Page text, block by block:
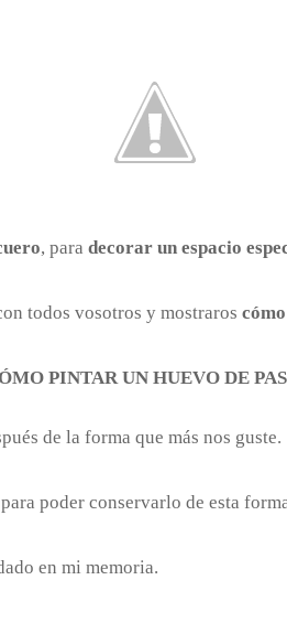
, para decorar un espacio
todos vosotros y mostraros
PINTAR UN HUEVO DE
de la forma que más nos guste.
poder conservarlo de esta
en mi memoria.